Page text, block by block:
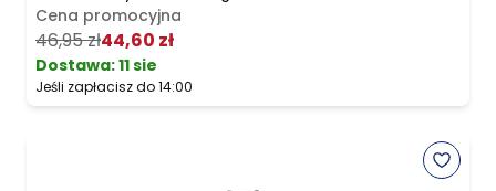
Cena promocyjna
46,95 zł44,60 zł
Dostawa:11 sie
Jeśli zapłacisz do 14:00